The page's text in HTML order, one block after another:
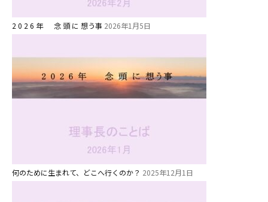
2 0 2 6 年 念 頭 に 想う事 2026年1月5日
何のために生まれて、どこへ行くのか？ 2025年12月1日
学校法⼈諏訪森学園 諏訪森幼稚
園
社会福祉法人野田福祉会